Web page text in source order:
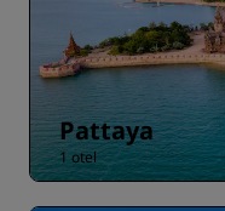
Pattaya
1 otel